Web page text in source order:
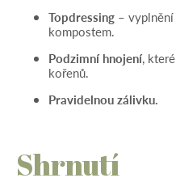
Topdressing –
kompostem.
Podzimní hnojení,
kořenů.
Pravidelnou zálivku.
Shrnutí